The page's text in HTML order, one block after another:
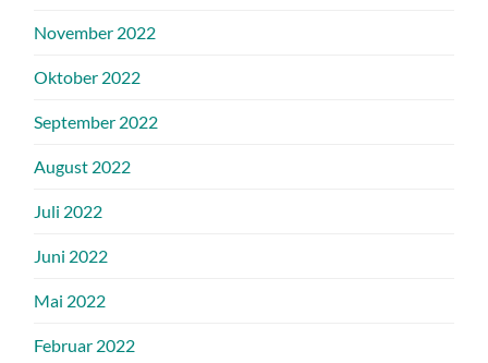
November 2022
Oktober 2022
September 2022
August 2022
Juli 2022
Juni 2022
Mai 2022
Februar 2022